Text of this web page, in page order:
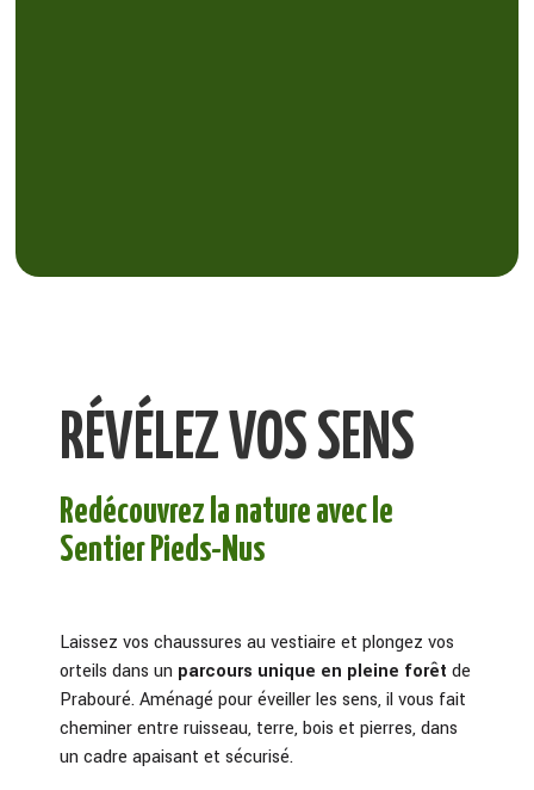
RÉVÉLEZ VOS SENS
Redécouvrez la nature avec le
Sentier Pieds-Nus
Laissez vos chaussures au vestiaire et plongez vos
orteils dans un parcours unique en pleine forêt de
Prabouré. Aménagé pour éveiller les sens, il vous fait
cheminer entre ruisseau, terre, bois et pierres, dans
un cadre apaisant et sécurisé.